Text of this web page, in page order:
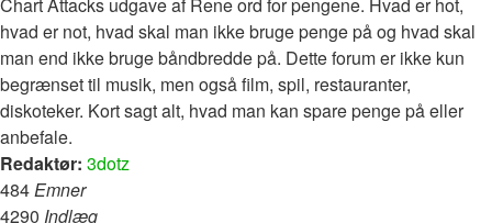
hvad er not, hvad skal man ikke bruge penge på og hvad skal
man end ikke bruge båndbredde på. Dette forum er ikke kun
begrænset til musik, men også film, spil, restauranter,
diskoteker. Kort sagt alt, hvad man kan spare penge på eller
anbefale.
Redaktør: 3dotz
484Emner
4290 Indlæg